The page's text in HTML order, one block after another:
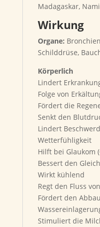
Madagaskar,
Wirkung
Organe:
Schilddrüse,
Körperlich
Lindert
Folge von
Fördert die
Senkt den
Lindert
Wetterfühligkeit
Hilft bei Glaukom
Bessert den
Wirkt kühlend
Regt den Fluss
Fördert den
Stimuliert die